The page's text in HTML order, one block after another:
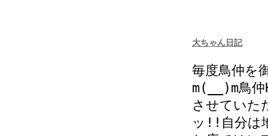
大ちゃん日記
毎度鳥仲を
m(__)m鳥
させてい
ッ!!自分は